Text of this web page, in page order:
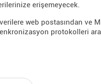
erişemeyecek.
web postasından ve
protokolleri